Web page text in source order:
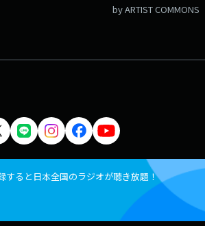
by ARTIST COMMONS
すると日本全国のラジオが聴き放題！